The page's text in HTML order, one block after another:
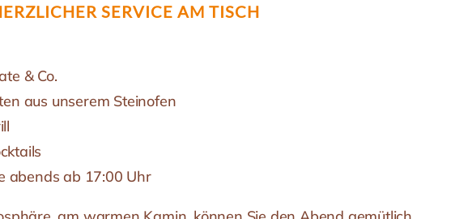
SERVICE AM TISCH
& Co.
aus unserem Steinofen
abends ab 17:00 Uhr